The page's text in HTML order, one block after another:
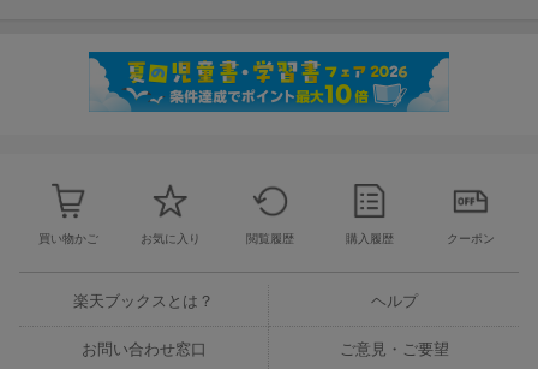
買い物かご お気に入り 閲覧履歴 購入履歴 クーポン
楽天ブックスとは？ ヘルプ
お問い合わせ窓口 ご意見・ご要望